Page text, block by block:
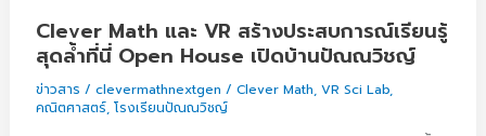
Clever Math และ VR สร้างประสบการณ์เรียนรู้
สุดล้ำที่นี่ Open House เปิดบ้านปัณณวิชญ์
ข่าวสาร /clevermathnextgen/Clever Math,VR Sci Lab,
คณิตศาสตร์,โรงเรียนปัณณวิชญ์
VR
สร้าง
ประสบการณ์
เรียน